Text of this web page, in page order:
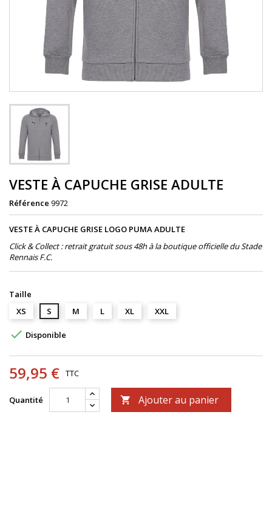
VESTE À CAPUCHE GRISE ADULTE
Référence 9972
VESTE À CAPUCHE GRISE LOGO PUMA ADULTE
Click & Collect : retrait gratuit sous 48h à la boutique officielle du Stade
Rennais F.C.
Taille
XS
S M L XL XXL
 Disponible
59,95 € TTC
Quantité  Ajouter au panier